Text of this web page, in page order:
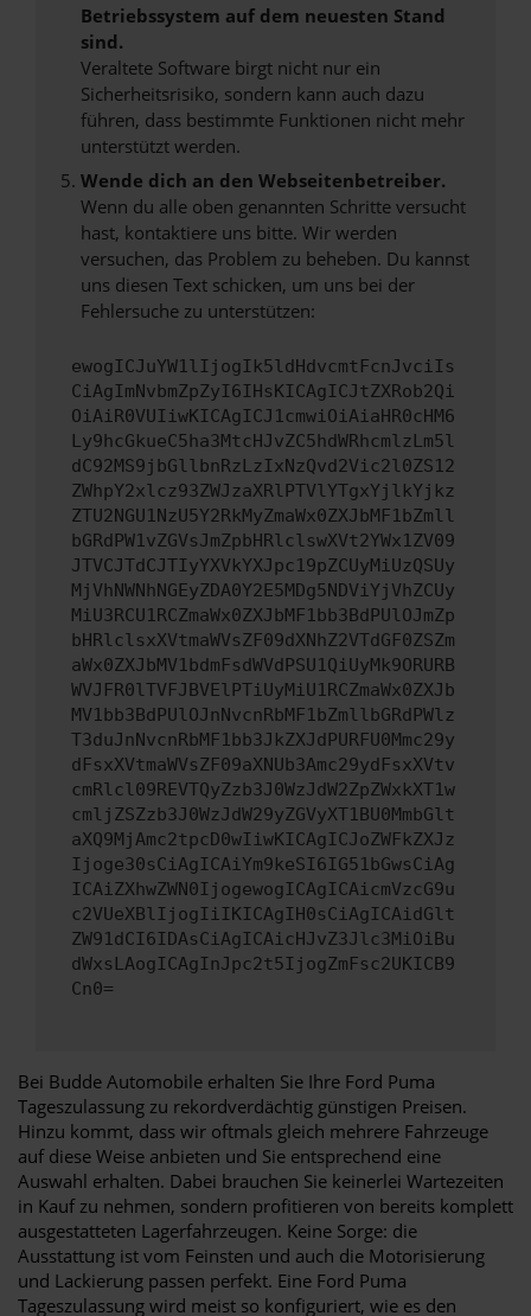
Betriebssystem auf dem neuesten Stand
sind.
Veraltete Software birgt nicht nur ein
Sicherheitsrisiko, sondern kann auch dazu
führen, dass bestimmte Funktionen nicht mehr
unterstützt werden.
Wende dich an den Webseitenbetreiber.
Wenn du alle oben genannten Schritte versucht
hast, kontaktiere uns bitte. Wir werden
versuchen, das Problem zu beheben. Du kannst
uns diesen Text schicken, um uns bei der
Fehlersuche zu unterstützen:
ewogICJuYW1lIjogIk5ldHdvcmtFcnJvciIs
CiAgImNvbmZpZyI6IHsKICAgICJtZXRob2Qi
OiAiR0VUIiwKICAgICJ1cmwiOiAiaHR0cHM6
Ly9hcGkueC5ha3MtcHJvZC5hdWRhcmlzLm5l
dC92MS9jbGllbnRzLzIxNzQvd2Vic2l0ZS12
ZWhpY2xlcz93ZWJzaXRlPTVlYTgxYjlkYjkz
ZTU2NGU1NzU5Y2RkMyZmaWx0ZXJbMF1bZmll
bGRdPW1vZGVsJmZpbHRlclswXVt2YWx1ZV09
JTVCJTdCJTIyYXVkYXJpc19pZCUyMiUzQSUy
MjVhNWNhNGEyZDA0Y2E5MDg5NDViYjVhZCUy
MiU3RCU1RCZmaWx0ZXJbMF1bb3BdPUlOJmZp
bHRlclsxXVtmaWVsZF09dXNhZ2VTdGF0ZSZm
aWx0ZXJbMV1bdmFsdWVdPSU1QiUyMk9ORURB
WVJFR0lTVFJBVElPTiUyMiU1RCZmaWx0ZXJb
MV1bb3BdPUlOJnNvcnRbMF1bZmllbGRdPWlz
T3duJnNvcnRbMF1bb3JkZXJdPURFU0Mmc29y
dFsxXVtmaWVsZF09aXNUb3Amc29ydFsxXVtv
cmRlcl09REVTQyZzb3J0WzJdW2ZpZWxkXT1w
cmljZSZzb3J0WzJdW29yZGVyXT1BU0MmbGlt
aXQ9MjAmc2tpcD0wIiwKICAgICJoZWFkZXJz
Ijoge30sCiAgICAiYm9keSI6IG51bGwsCiAg
ICAiZXhwZWN0IjogewogICAgICAicmVzcG9u
c2VUeXBlIjogIiIKICAgIH0sCiAgICAidGlt
ZW91dCI6IDAsCiAgICAicHJvZ3Jlc3MiOiBu
dWxsLAogICAgInJpc2t5IjogZmFsc2UKICB9
Cn0=
Bei Budde Automobile erhalten Sie Ihre Ford Puma
Tageszulassung zu rekordverdächtig günstigen Preisen.
Hinzu kommt, dass wir oftmals gleich mehrere Fahrzeuge
auf diese Weise anbieten und Sie entsprechend eine
Auswahl erhalten. Dabei brauchen Sie keinerlei Wartezeiten
in Kauf zu nehmen, sondern profitieren von bereits komplett
ausgestatteten Lagerfahrzeugen. Keine Sorge: die
Ausstattung ist vom Feinsten und auch die Motorisierung
und Lackierung passen perfekt. Eine Ford Puma
Tageszulassung wird meist so konfiguriert, wie es den